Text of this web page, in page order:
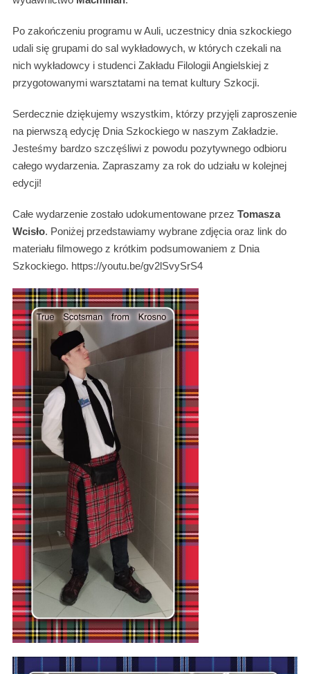
Po zakończeniu programu w Auli, uczestnicy dnia szkockiego
udali się grupami do sal wykładowych, w których czekali na
nich wykładowcy i studenci Zakładu Filologii Angielskiej z
przygotowanymi warsztatami na temat kultury Szkocji.
Serdecznie dziękujemy wszystkim, którzy przyjęli zaproszenie
na pierwszą edycję Dnia Szkockiego w naszym Zakładzie.
Jesteśmy bardzo szczęśliwi z powodu pozytywnego odbioru
całego wydarzenia. Zapraszamy za rok do udziału w kolejnej
edycji!
Całe wydarzenie zostało udokumentowane przez Tomasza
Wcisło. Poniżej przedstawiamy wybrane zdjęcia oraz link do
materiału filmowego z krótkim podsumowaniem z Dnia
Szkockiego. https://youtu.be/gv2lSvySrS4